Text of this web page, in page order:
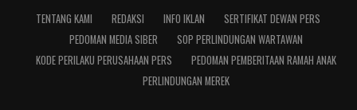
TENTANG KAMI REDAKSI INFO IKLAN
SERTIFIKAT DEWAN PERS
PEDOMAN MEDIA SIBER
SOP PERLINDUNGAN WARTAWAN
KODE PERILAKU PERUSAHAAN PERS
PEDOMAN PEMBERITAAN RAMAH ANAK
PERLINDUNGAN MEREK